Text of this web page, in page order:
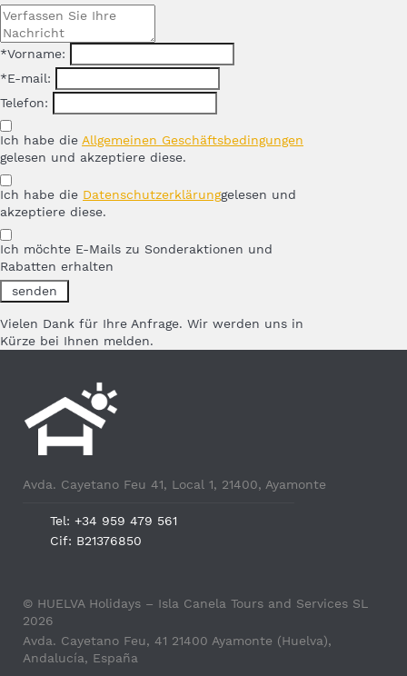
*Vorname:
*E-mail:
Telefon:
Ich habe die Allgemeinen Geschäftsbedingungen
gelesen und akzeptiere diese.
Ich habe die Datenschutzerklärunggelesen und
akzeptiere diese.
Ich möchte E-Mails zu Sonderaktionen und
Rabatten erhalten
Vielen Dank für Ihre Anfrage. Wir werden uns in
Kürze bei Ihnen melden.
Avda. Cayetano Feu 41, Local 1, 21400, Ayamonte
Tel: +34 959 479 561
Cif: B21376850
© HUELVA Holidays – Isla Canela Tours and Services SL
2026
Avda. Cayetano Feu, 41 21400 Ayamonte (Huelva),
Andalucía, España